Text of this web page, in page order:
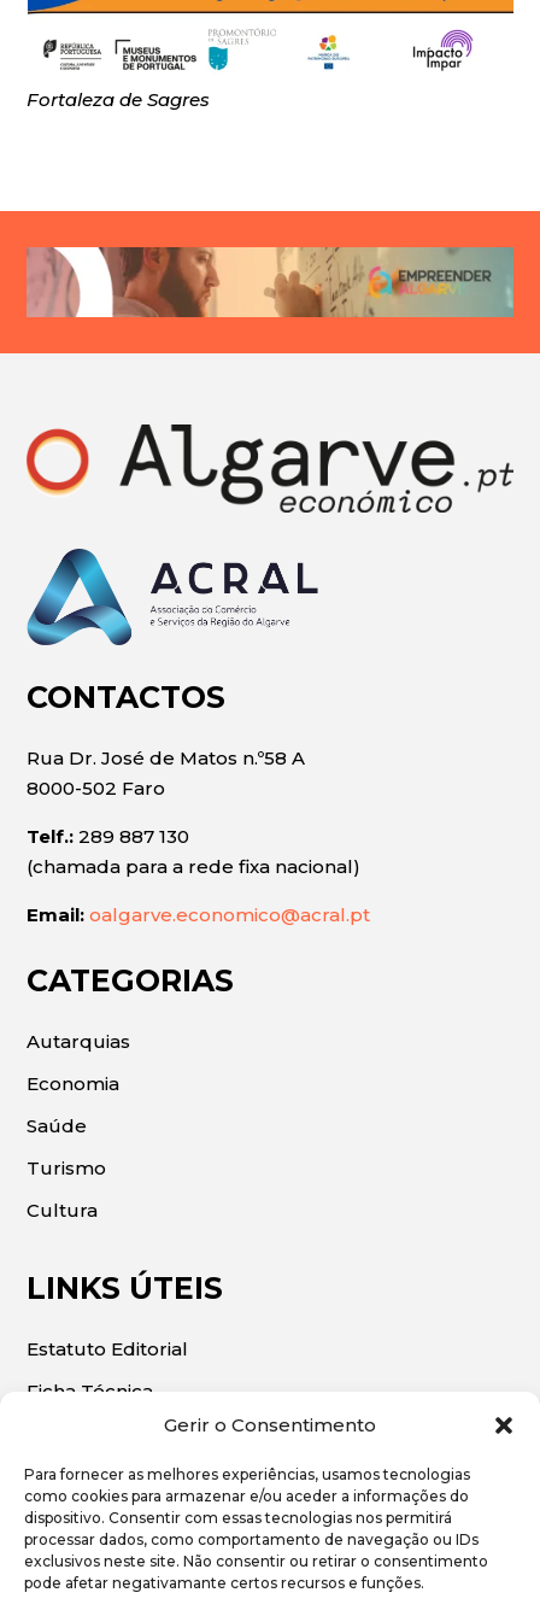
Gerir o Consentimento
Para fornecer as melhores experiências, usamos tecnologias
como cookies para armazenar e/ou aceder a informações do
dispositivo. Consentir com essas tecnologias nos permitirá
processar dados, como comportamento de navegação ou IDs
exclusivos neste site. Não consentir ou retirar o consentimento
pode afetar negativamante certos recursos e funções.
Fortaleza de Sagres
CONTACTOS
Rua Dr. José de Matos n.º58 A
8000-502 Faro
Telf.: 289 887 130
(chamada para a rede fixa nacional)
Email: oalgarve.economico@acral.pt
CATEGORIAS
Autarquias
Economia
Saúde
Turismo
Cultura
LINKS ÚTEIS
Estatuto Editorial
Ficha Técnica
© 2026 | O Algarve Económico. Todos os direitos
reservados.